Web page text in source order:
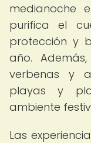
medianoche
purifica el
protección y
año.
verbenas y
playas y
ambiente
Las